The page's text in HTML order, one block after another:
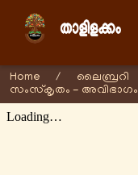
Home / ലൈബ്രറി
സംസ്കൃതം - അവിഭാഗം